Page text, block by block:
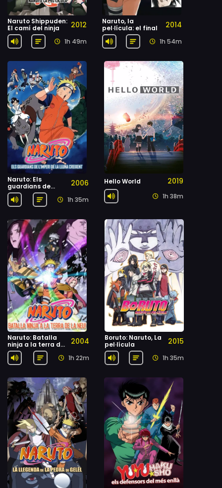
Naruto Shippuden:
El camí del ninja
2012
1h 49m
Naruto, la
pel·lícula: el final
2014
1h 54m
Naruto: Els
guardians de
l'Imperi de la Lluna
Creixent
2006
1h 35m
Hello World 2019
1h 38m
Naruto: Batalla
ninja a la terra de
la neu!
2004
1h 22m
Boruto: Naruto, La
pel·lícula
2015
1h 35m